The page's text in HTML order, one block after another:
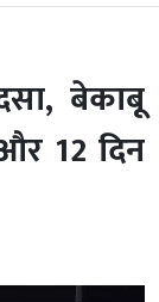
बेकाबू
12 दिन